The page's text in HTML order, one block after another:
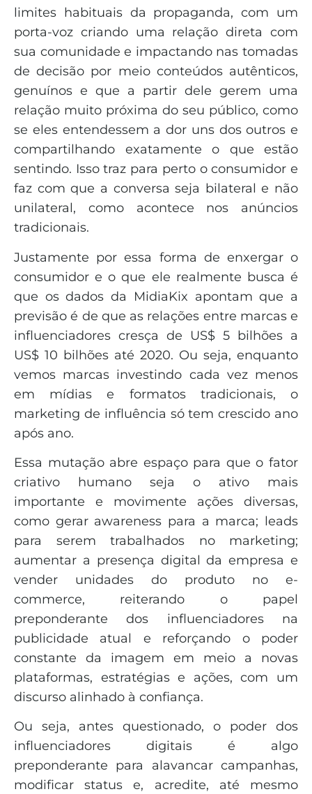
limites habituais da propaganda, com um
porta-voz criando uma relação direta com
sua comunidade e impactando nas tomadas
de decisão por meio conteúdos autênticos,
genuínos e que a partir dele gerem uma
relação muito próxima do seu público, como
se eles entendessem a dor uns dos outros e
compartilhando exatamente o que estão
sentindo. Isso traz para perto o consumidor e
faz com que a conversa seja bilateral e não
unilateral, como acontece nos anúncios
tradicionais.
Justamente por essa forma de enxergar o
consumidor e o que ele realmente busca é
que os dados da MidiaKix apontam que a
previsão é de que as relações entre marcas e
influenciadores cresça de US$ 5 bilhões a
US$ 10 bilhões até 2020. Ou seja, enquanto
vemos marcas investindo cada vez menos
em mídias e formatos tradicionais, o
marketing de influência só tem crescido ano
após ano.
Essa mutação abre espaço para que o fator
criativo humano seja o ativo mais
importante e movimente ações diversas,
como gerar awareness para a marca; leads
para serem trabalhados no marketing;
aumentar a presença digital da empresa e
vender unidades do produto no e-
commerce, reiterando o papel
preponderante dos influenciadores na
publicidade atual e reforçando o poder
constante da imagem em meio a novas
plataformas, estratégias e ações, com um
discurso alinhado à confiança.
Ou seja, antes questionado, o poder dos
influenciadores digitais é algo
preponderante para alavancar campanhas,
modificar status e, acredite, até mesmo